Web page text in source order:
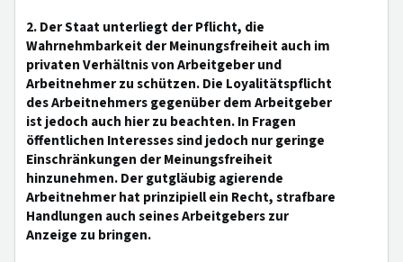
2. Der Staat unterliegt der Pflicht, die
Wahrnehmbarkeit der Meinungsfreiheit auch im
privaten Verhältnis von Arbeitgeber und
Arbeitnehmer zu schützen. Die Loyalitätspflicht
des Arbeitnehmers gegenüber dem Arbeitgeber
ist jedoch auch hier zu beachten. In Fragen
öffentlichen Interesses sind jedoch nur geringe
Einschränkungen der Meinungsfreiheit
hinzunehmen. Der gutgläubig agierende
Arbeitnehmer hat prinzipiell ein Recht, strafbare
Handlungen auch seines Arbeitgebers zur
Anzeige zu bringen.